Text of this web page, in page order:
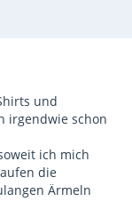
und
irgendwie schon
ich mich
die
Ärmeln